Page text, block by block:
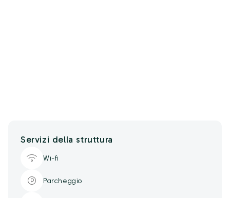
Servizi della struttura
Wi-fi
Parcheggio